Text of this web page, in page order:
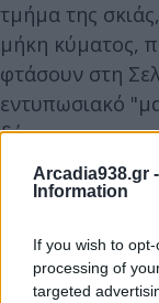
Arcadia938.gr -
Information
If you wish to
processing of
targeted
τμήμα της
μήκη κύματος,
φτάσουν στη
εντυπωσιακό
δύση και την
Οι καλύτερες
Ευρώπης, της